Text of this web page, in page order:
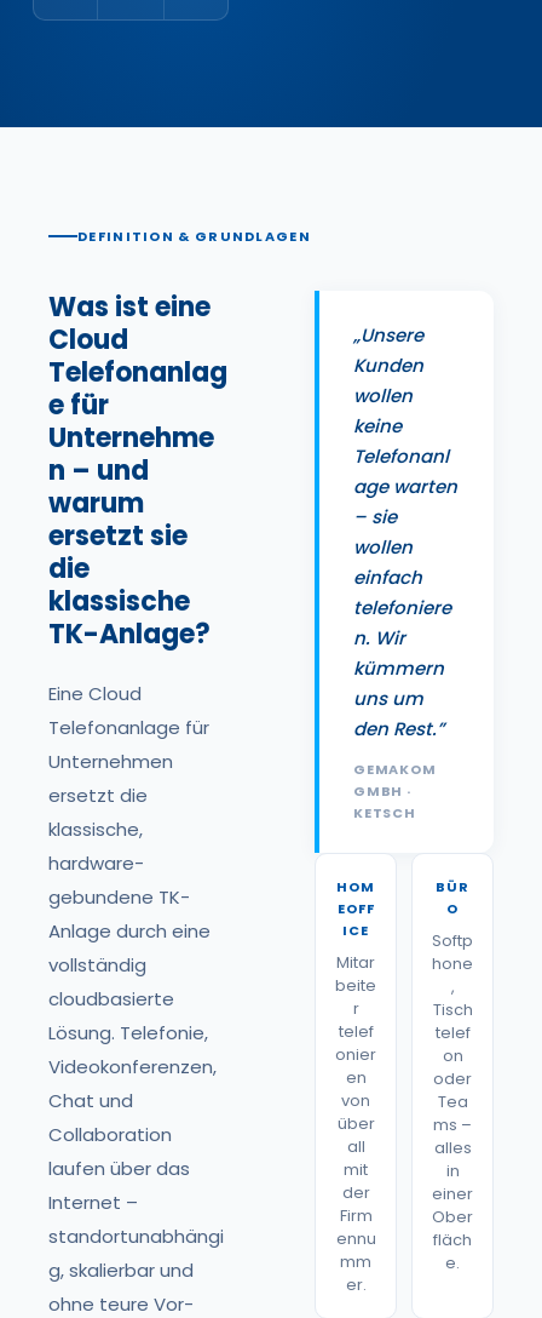
DEFINITION & GRUNDLAGEN
Was ist eine
Cloud
Telefonanlag
e für
Unternehme
n – und
warum
ersetzt sie
die
klassische
TK-Anlage?
Eine Cloud
Telefonanlage für
Unternehmen
ersetzt die
klassische,
hardware-
gebundene TK-
Anlage durch eine
vollständig
cloudbasierte
Lösung. Telefonie,
Videokonferenzen,
Chat und
Collaboration
laufen über das
Internet –
standortunabhängi
g, skalierbar und
ohne teure Vor-
„Unsere
Kunden
wollen
keine
Telefonanl
age warten
– sie
wollen
einfach
telefoniere
n. Wir
kümmern
uns um
den Rest.”
GEMAKOM
GMBH ·
KETSCH
HOM
EOFF
ICE
Mitar
beite
r
telef
onier
en
von
über
all
mit
der
Firm
ennu
mm
er.
BÜR
O
Softp
hone
,
Tisch
telef
on
oder
Tea
ms –
alles
in
einer
Ober
fläch
e.